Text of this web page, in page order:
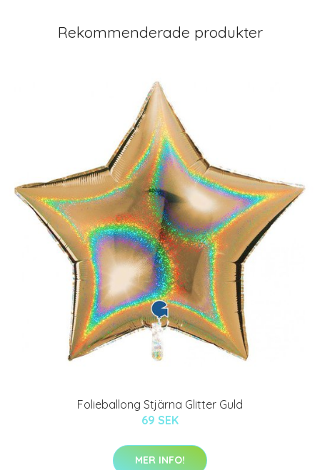
Rekommenderade produkter
Folieballong Stjärna Glitter Guld
69 SEK
MER INFO!